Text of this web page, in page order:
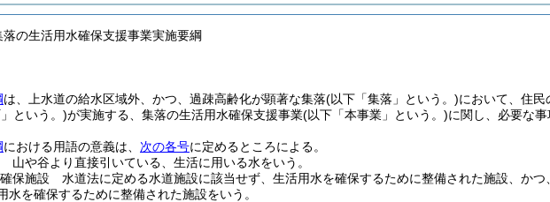
落の生活用水確保支援事業実施要綱
は、上水道の給水区域外、かつ、過疎高齢化が顕著な集落(以下「集落」という。)において、住
という。)が実施する、集落の生活用水確保支援事業(以下「本事業」という。)に関し、必要な事
における用語の意義は、 次の各号に定めるところによる。
山や谷より直接引いている、生活に用いる水をいう。
保施設 水道法に定める水道施設に該当せず、生活用水を確保するために整備された施設、かつ
水を確保するために整備された施設をいう。